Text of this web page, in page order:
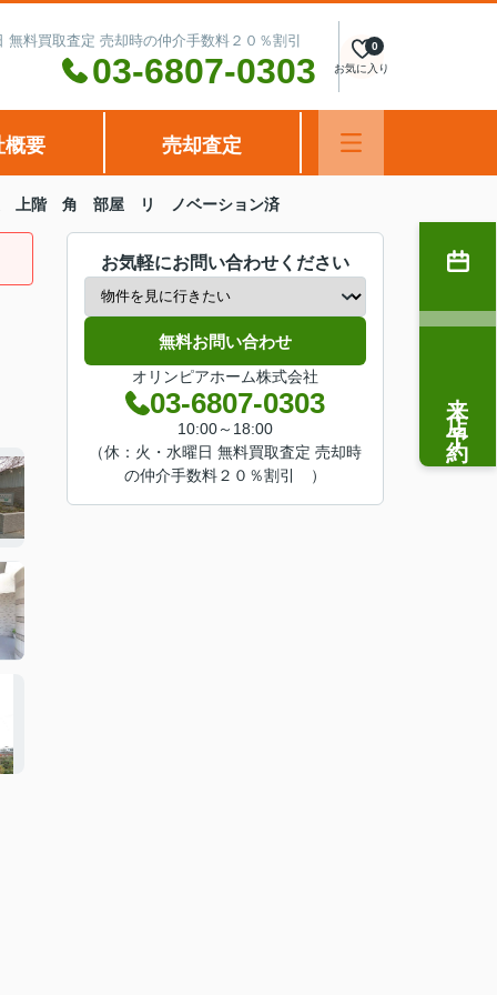
料買取査定 売却時の仲介手数料２０％割引
03-6807-0303 お気に入り
0
概要 売却査定
上階 角 部屋 リ ノベーション済
お気軽にお問い合わせください
無料お問い合わせ
オリンピアホーム株式会社
03-6807-0303
10:00～18:00
（休：火・水曜日 無料買取査定 売却時
の仲介手数料２０％割引 ）
来店予約